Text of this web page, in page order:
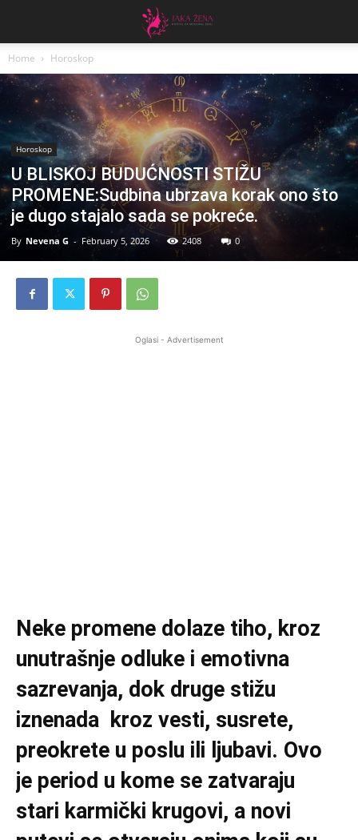
Home Horoskop
Horoskop
U BLISKOJ BUDUĆNOSTI STIŽU
PROMENE:Sudbina ubrzava korak ono što
je dugo stajalo sada se pokreće.
By Nevena G - February 5, 2026 2408 0
Oglasi - Advertisement
Neke promene dolaze tiho, kroz
unutrašnje odluke i emotivna
sazrevanja, dok druge stižu
iznenada kroz vesti, susrete,
preokrete u poslu ili ljubavi. Ovo
je period u kome se zatvaraju
stari karmički krugovi, a novi